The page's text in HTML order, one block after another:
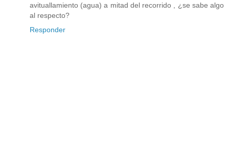
avituallamiento (agua) a mitad del recorrido , ¿se sabe algo
al respecto?
Responder